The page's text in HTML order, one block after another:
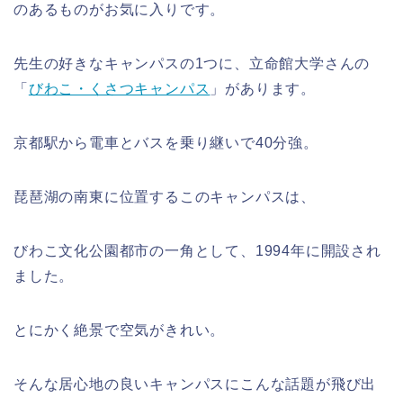
のあるものがお気に入りです。
先生の好きなキャンパスの1つに、立命館大学さんの
「 びわこ・くさつキャンパス 」があります。
京都駅から電車とバスを乗り継いで40分強。
琵琶湖の南東に位置するこのキャンパスは、
びわこ文化公園都市の一角として、1994年に開設され
ました。
とにかく絶景で空気がきれい。
そんな居心地の良いキャンパスにこんな話題が飛び出